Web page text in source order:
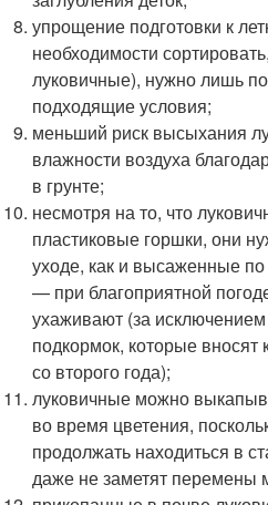
упрощение подготовки к
необходимости
луковичные), нужно лишь
подходящие условия;
меньший риск высыхания
влажности воздуха
в грунте;
несмотря на то, что
пластиковые горшки, они
уходе, как и высаженные
— при благоприятной
ухаживают (за исключением
подкормок, которые
со второго года);
луковичные можно
во время цветения,
продолжать находиться в
даже не заметят перемены